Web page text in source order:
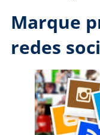
Marque
redes